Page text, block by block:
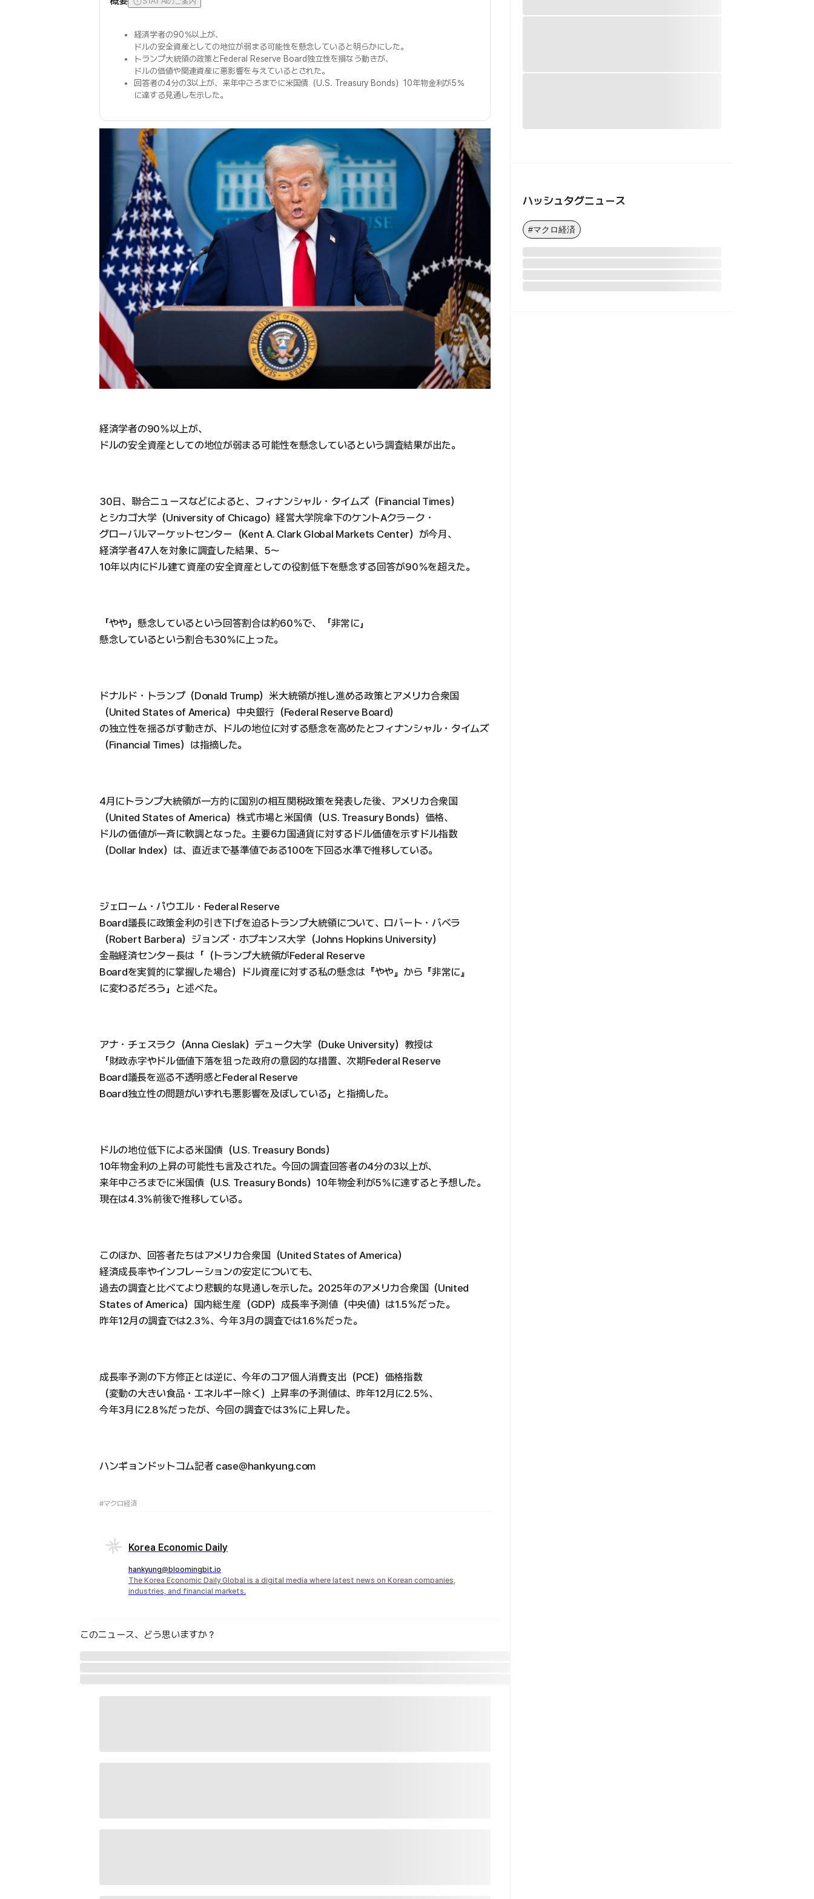
経済学者の90％以上が、
ドルの安全資産としての地位が弱まる可能性を懸念していると明らかにした。
トランプ大統領の政策とFederal Reserve Board独立性を損なう動きが、
ドルの価値や関連資産に悪影響を与えているとされた。
回答者の4分の3以上が、来年中ごろまでに米国債（U.S. Treasury Bonds）10年物金利が5％
に達する見通しを示した。
経済学者の90％以上が、
ドルの安全資産としての地位が弱まる可能性を懸念しているという調査結果が出た。
30日、聯合ニュースなどによると、フィナンシャル・タイムズ（Financial Times）
とシカゴ大学（University of Chicago）経営大学院傘下のケントAクラーク・
グローバルマーケットセンター（Kent A. Clark Global Markets Center）が今月、
経済学者47人を対象に調査した結果、5～
10年以内にドル建て資産の安全資産としての役割低下を懸念する回答が90％を超えた。
「やや」懸念しているという回答割合は約60％で、「非常に」
懸念しているという割合も30％に上った。
ドナルド・トランプ（Donald Trump）米大統領が推し進める政策とアメリカ合衆国
（United States of America）中央銀行（Federal Reserve Board）
の独立性を揺るがす動きが、ドルの地位に対する懸念を高めたとフィナンシャル・タイムズ
（Financial Times）は指摘した。
4月にトランプ大統領が一方的に国別の相互関税政策を発表した後、アメリカ合衆国
（United States of America）株式市場と米国債（U.S. Treasury Bonds）価格、
ドルの価値が一斉に軟調となった。主要6カ国通貨に対するドル価値を示すドル指数
（Dollar Index）は、直近まで基準値である100を下回る水準で推移している。
ジェローム・パウエル・Federal Reserve
Board議長に政策金利の引き下げを迫るトランプ大統領について、ロバート・バベラ
（Robert Barbera）ジョンズ・ホプキンス大学（Johns Hopkins University）
金融経済センター長は「（トランプ大統領がFederal Reserve
Boardを実質的に掌握した場合）ドル資産に対する私の懸念は『やや』から『非常に』
に変わるだろう」と述べた。
アナ・チェスラク（Anna Cieslak）デューク大学（Duke University）教授は
「財政赤字やドル価値下落を狙った政府の意図的な措置、次期Federal Reserve
Board議長を巡る不透明感とFederal Reserve
Board独立性の問題がいずれも悪影響を及ぼしている」と指摘した。
ドルの地位低下による米国債（U.S. Treasury Bonds）
10年物金利の上昇の可能性も言及された。今回の調査回答者の4分の3以上が、
来年中ごろまでに米国債（U.S. Treasury Bonds）10年物金利が5％に達すると予想した。
現在は4.3％前後で推移している。
このほか、回答者たちはアメリカ合衆国（United States of America）
経済成長率やインフレーションの安定についても、
過去の調査と比べてより悲観的な見通しを示した。2025年のアメリカ合衆国（United
States of America）国内総生産（GDP）成長率予測値（中央値）は1.5％だった。
昨年12月の調査では2.3％、今年3月の調査では1.6％だった。
成長率予測の下方修正とは逆に、今年のコア個人消費支出（PCE）価格指数
（変動の大きい食品・エネルギー除く）上昇率の予測値は、昨年12月に2.5％、
今年3月に2.8％だったが、今回の調査では3％に上昇した。
ハンギョンドットコム記者 case@hankyung.com
#マクロ経済
Korea Economic Daily
hankyung@bloomingbit.io
The Korea Economic Daily Global is a digital media where latest news on Korean companies,
industries, and financial markets.
このニュース、どう思いますか？
ハッシュタグニュース
#マクロ経済